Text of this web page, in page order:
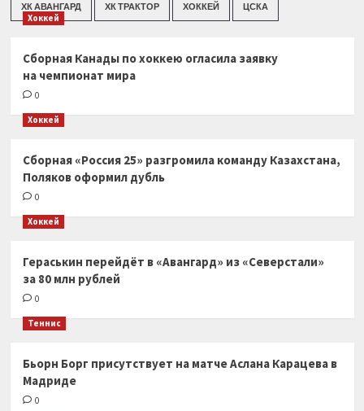
ХК АВАНГАРД ХК ТРАКТОР ХОККЕЙ ЦСКА
Хоккей
Сборная Канады по хоккею огласила заявку
на чемпионат мира
0
Хоккей
Сборная «Россия 25» разгромила команду Казахстана,
Поляков оформил дубль
0
Хоккей
Гераськин перейдёт в «Авангард» из «Северстали»
за 80 млн рублей
0
Теннис
Бьорн Борг присутствует на матче Аслана Карацева в
Мадриде
0